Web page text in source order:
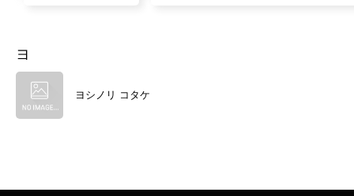
ヨ
ヨシノリ コタケ